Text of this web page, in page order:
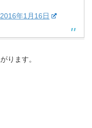
2016年1月16日
ります。